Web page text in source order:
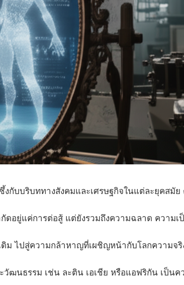
กับบริบททางสังคมและเศรษฐกิจในแต่ละยุคสมั
ดอยู่แค่การต่อสู้ แต่ยังรวมถึงความฉลาด ความ
ม ไปสู่ความกล้าหาญที่เผชิญหน้ากับโลกความจ
ฒนธรรม เช่น ละติน เอเชีย หรือแอฟริกัน เป็นค